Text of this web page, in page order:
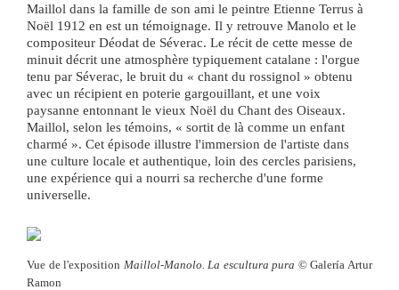
Maillol dans la famille de son ami le peintre Etienne Terrus à
Noël 1912 en est un témoignage. Il y retrouve Manolo et le
compositeur Déodat de Séverac. Le récit de cette messe de
minuit décrit une atmosphère typiquement catalane : l'orgue
tenu par Séverac, le bruit du « chant du rossignol » obtenu
avec un récipient en poterie gargouillant, et une voix
paysanne entonnant le vieux Noël du Chant des Oiseaux.
Maillol, selon les témoins, « sortit de là comme un enfant
charmé ». Cet épisode illustre l'immersion de l'artiste dans
une culture locale et authentique, loin des cercles parisiens,
une expérience qui a nourri sa recherche d'une forme
Vue de l'exposition Maillol-Manolo. La escultura pura © Galería Artur
Ramon